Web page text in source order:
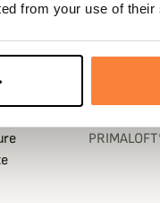
from your use of
technique
Jaune